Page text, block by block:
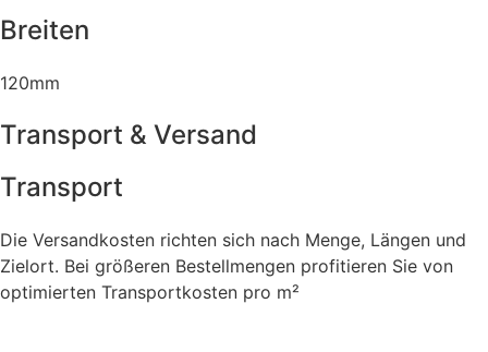
Breiten
120mm
Transport & Versand
Transport
Die Versandkosten richten sich nach Menge, Längen und
Zielort. Bei größeren Bestellmengen profitieren Sie von
optimierten Transportkosten pro m²